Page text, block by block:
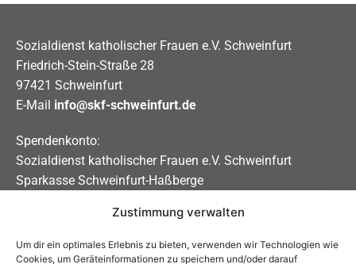
Zustimmung verwalten
Um dir ein optimales Erlebnis zu bieten, verwenden wir Technologien wie
Cookies, um Geräteinformationen zu speichern und/oder darauf
Sozialdienst katholischer Frauen e.V. Schweinfurt
Friedrich-Stein-Straße 28
97421 Schweinfurt
E-Mail info@skf-schweinfurt.de
Spendenkonto:
Sozialdienst katholischer Frauen e.V. Schweinfurt
Sparkasse Schweinfurt-Haßberge
IBAN DE31 7935 0101 0000 0208 83